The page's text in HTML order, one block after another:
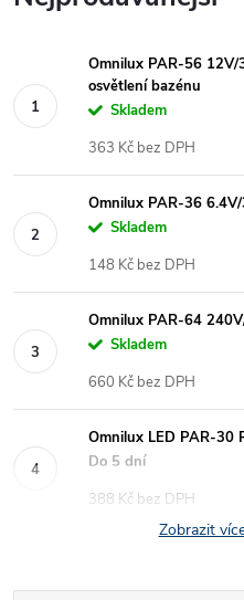
Omnilux PAR-56
osvětlení bazénu
Skladem
363 Kč bez DPH
Omnilux PAR-36
Skladem
148 Kč bez DPH
Omnilux PAR-64
Skladem
660 Kč bez DPH
Omnilux LED PAR-30
Do 5 dní
388 Kč bez DPH
Zobrazit